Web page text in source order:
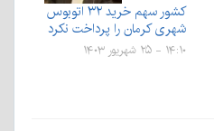
کشور سهم خرید ۳۲ اتوبوس
شهری کرمان را پرداخت نکرد
۱۴:۱۰ - ۲۵ شهریور ۱۴۰۳